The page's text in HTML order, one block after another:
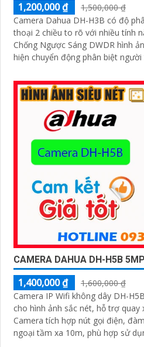
1,200,000 ₫
1,500,000 ₫
Camera Dahua DH-H3B có độ
thoại 2 chiều to rõ với nhiều tính
Chống Ngược Sáng DWDR hình
hiện chuyển động phân biệt
sáng
CAMERA DAHUA DH-H5B 5MP
1,400,000 ₫
1,600,000 ₫
Camera IP Wifi không dây DH-
cho hình ảnh sắc nét, hỗ trợ quay
Camera tích hợp nút gọi điện,
ngoại tầm xa 10m, phù hợp sử